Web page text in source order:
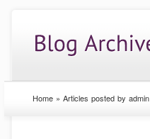
Home » Articles posted by admin